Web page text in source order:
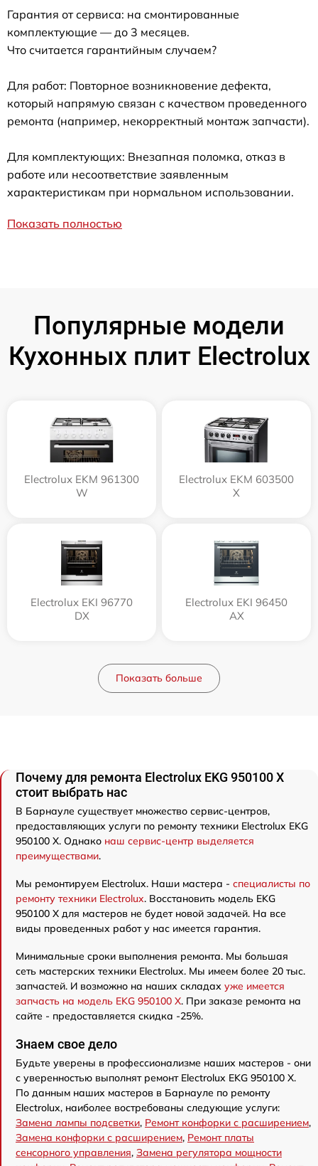
Гарантия от сервиса: на смонтированные
комплектующие — до 3 месяцев.
Что считается гарантийным случаем?
Для работ: Повторное возникновение дефекта,
который напрямую связан с качеством проведенного
ремонта (например, некорректный монтаж запчасти).
Для комплектующих: Внезапная поломка, отказ в
работе или несоответствие заявленным
характеристикам при нормальном использовании.
Показать полностью
Популярные модели
Кухонных плит Electrolux
Electrolux EKM 961300
W
Electrolux EKM 603500
X
Electrolux EKI 96770
DX
Electrolux EKI 96450
AX
Показать больше
Почему для ремонта Electrolux EKG 950100 X
стоит выбрать нас
В Барнауле существует множество сервис-центров,
предоставляющих услуги по ремонту техники Electrolux EKG
950100 X. Однако наш сервис-центр выделяется
преимуществами.
Мы ремонтируем Electrolux. Наши мастера - специалисты по
ремонту техники Electrolux. Восстановить модель EKG
950100 X для мастеров не будет новой задачей. На все
виды проведенных работ у нас имеется гарантия.
Минимальные сроки выполнения ремонта. Мы большая
сеть мастерских техники Electrolux. Мы имеем более 20 тыс.
запчастей. И возможно на наших складах уже имеется
запчасть на модель EKG 950100 X. При заказе ремонта на
сайте - предоставляется скидка -25%.
Знаем свое дело
Будьте уверены в профессионализме наших мастеров - они
с уверенностью выполнят ремонт Electrolux EKG 950100 X.
По данным наших мастеров в Барнауле по ремонту
Electrolux, наиболее востребованы следующие услуги:
Замена лампы подсветки, Ремонт конфорки с расширением,
Замена конфорки с расширением, Ремонт платы
сенсорного управления, Замена регулятора мощности